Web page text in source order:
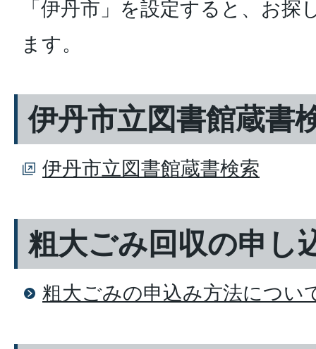
「伊丹市」を設定すると、お探
ます。
伊丹市立図書館蔵書
伊丹市立図書館蔵書検索
粗大ごみ回収の申し
粗大ごみの申込み方法につい